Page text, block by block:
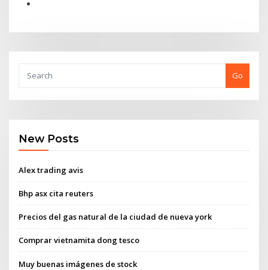
Go
New Posts
Alex trading avis
Bhp asx cita reuters
Precios del gas natural de la ciudad de nueva york
Comprar vietnamita dong tesco
Muy buenas imágenes de stock